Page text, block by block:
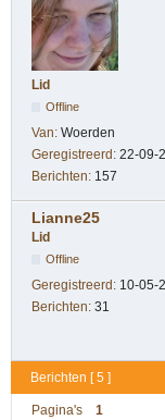
Lid
Offline
Van: Woerden
Geregistreerd: 22-09-
Berichten: 157
Lianne25
Lid
Offline
Geregistreerd: 10-05-
Berichten: 31
Berichten [ 5 ]
Pagina's 1